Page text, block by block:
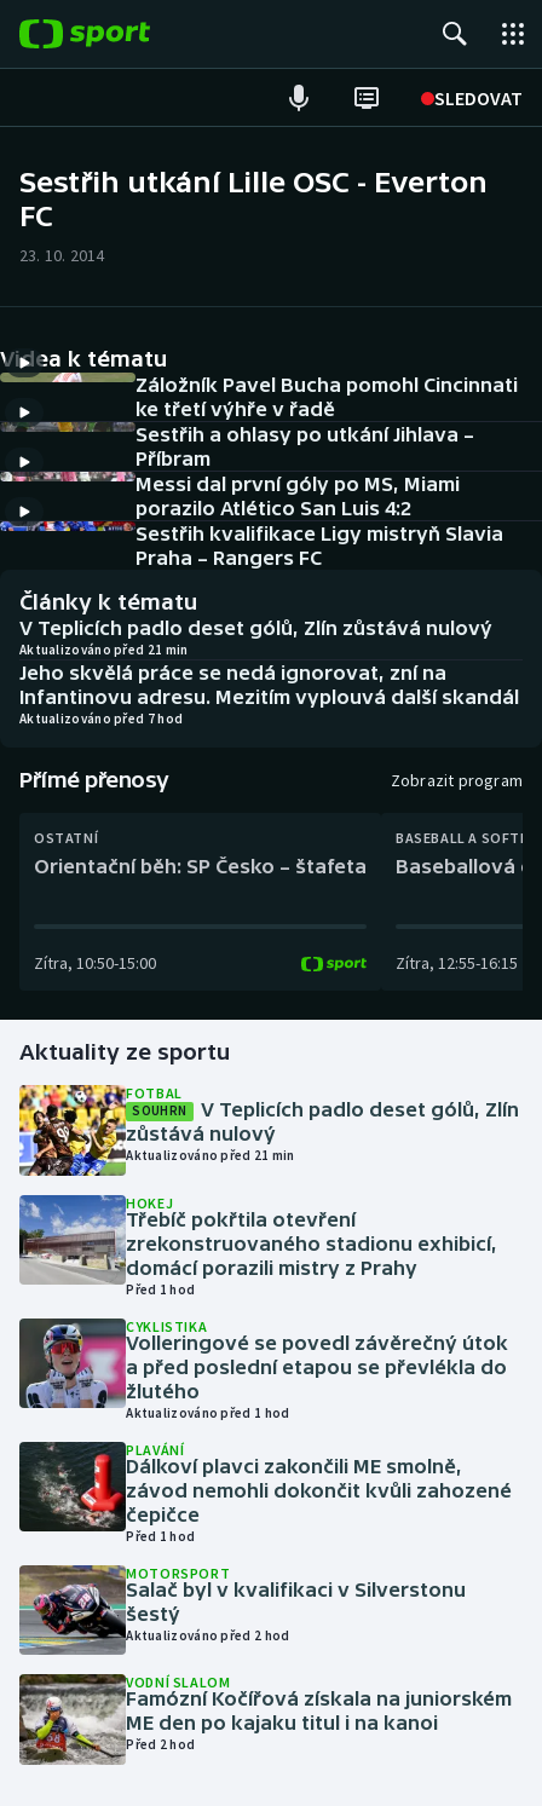
SLEDOVAT
Hokej
Cyklistika
DALŠÍ SPORTY
Americký fotbal
Baseball a softbal
Basketbal
Biatlon
Boby a skeleton
Box
Curling
Florbal
Futsal
Golf
Gymnastika
Házená
Jezdectví
Judo
Krasobruslení
Lyže a snowboard
Moderní pětiboj
Motorsport
Olympijské hry
Parasport
NEPŘEHLÉDNĚTE
Historické návraty
Aplikace ČT sport
Sestřih utkání Lille OSC - Everton
FC
23. 10. 2014
Videa k tématu
Záložník Pavel Bucha pomohl Cincinnati
ke třetí výhře v řadě
Sestřih a ohlasy po utkání Jihlava –
Příbram
Messi dal první góly po MS, Miami
porazilo Atlético San Luis 4:2
Sestřih kvalifikace Ligy mistryň Slavia
Praha – Rangers FC
Články k tématu
V Teplicích padlo deset gólů, Zlín zůstává nulový
Aktualizováno před 21 min
Jeho skvělá práce se nedá ignorovat, zní na
Infantinovu adresu. Mezitím vyplouvá další skandál
Aktualizováno před 7 hod
Přímé přenosy Zobrazit program
OSTATNÍ
Orientační běh: SP Česko – štafeta
Zítra, 10:50-15:00
BASEBALL A
Baseballová
Zítra, 12:55-16:15
Aktuality ze sportu
FOTBAL
SOUHRN
V Teplicích padlo deset gólů, Zlín
zůstává nulový
Aktualizováno před 21 min
HOKEJ
Třebíč pokřtila otevření
zrekonstruovaného stadionu exhibicí,
domácí porazili mistry z Prahy
Před 1 hod
CYKLISTIKA
Volleringové se povedl závěrečný útok
a před poslední etapou se převlékla do
žlutého
Aktualizováno před 1 hod
PLAVÁNÍ
Dálkoví plavci zakončili ME smolně,
závod nemohli dokončit kvůli zahozené
čepičce
Před 1 hod
MOTORSPORT
Salač byl v kvalifikaci v Silverstonu
šestý
Aktualizováno před 2 hod
VODNÍ SLALOM
Famózní Kočířová získala na juniorském
ME den po kajaku titul i na kanoi
Před 2 hod